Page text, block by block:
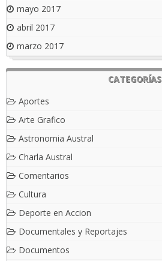
mayo 2017
abril 2017
marzo 2017
CATEGORÍAS
Aportes
Arte Grafico
Astronomia Austral
Charla Austral
Comentarios
Cultura
Deporte en Accion
Documentales y Reportajes
Documentos